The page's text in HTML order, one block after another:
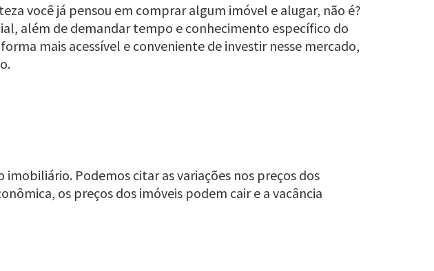
você já pensou em comprar algum imóvel e alugar, não é?
além de demandar tempo e conhecimento específico do
mais acessível e conveniente de investir nesse mercado,
Podemos citar as variações nos preços dos
os preços dos imóveis podem cair e a vacância